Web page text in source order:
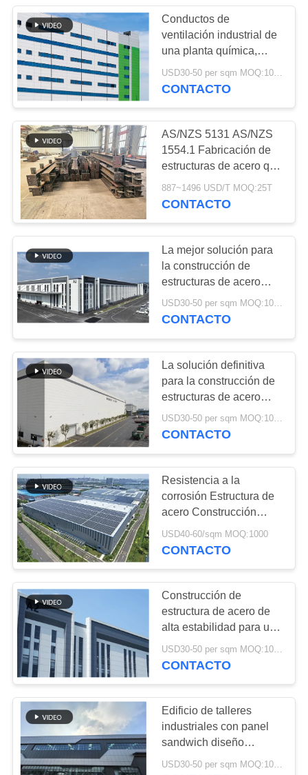
CONTROL
DE
CALIDAD
CONTACTA
CON
NOSOTROS
NOTICIAS
CASOS
MAPA
DEL
SITIO
POLÍTICA
PRIVACIDAD
Acero estructural
arquitectónico
servicios de
fabricación de acero
haces de acero
estructurales
12
Correas de acero
galvanizadas
Edificio de la sala
de exposición del
coche
11
Conductos de
ventilación industrial de
una planta química,
estructura de acero
resistente a la corrosión
CONTACTO
AS/NZS 5131 AS/NZS
1554.1 Fabricación de
estructuras de acero que
cumplan plenamente las
normas de la norma
estructurales
887~1496 USD/T MOQ:25T
CONTACTO
La mejor solución para
la construcción de
estructuras de acero
edificios prefabricados
de talleres
USD30-50 per sqm MOQ:1000 metros cuadrados
CONTACTO
La solución definitiva
para la construcción de
estructuras de acero
edificios prefabricados
de talleres
USD30-50 per sqm MOQ:1000 metros cuadrados
CONTACTO
Resistencia a la
corrosión Estructura de
acero Construcción
Durabilidad duradera
Portal Marco rígido
USD40-60/sqm MOQ:1000
CONTACTO
Construcción de
estructura de acero de
alta estabilidad para un
diseño de almacén
duradero
USD30-50 per sqm MOQ:1000 sqm
CONTACTO
Edificio de talleres
industriales con panel
sandwich diseño
personalizable para la
USD30-50 per sqm MOQ:1000 sqm